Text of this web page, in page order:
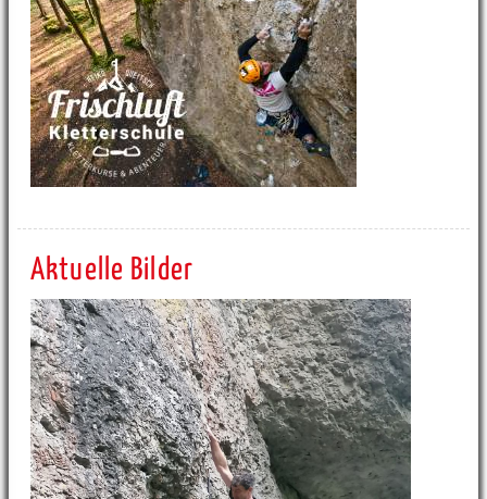
Aktuelle Bilder